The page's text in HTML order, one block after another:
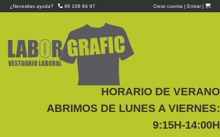
¿Necesitas ayuda? 96 108 84 97 Crear cuenta | Entrar|
HORARIO DE VERANO
ABRIMOS DE LUNES A VIERNES:
9:15H-14:00H